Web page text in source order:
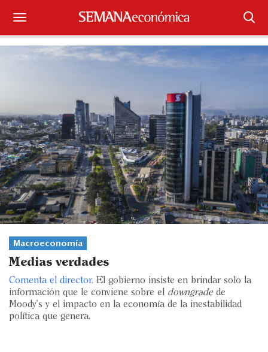
Suscríbase
¿Qué está pasando?
Sectores y Empresas
Management
Economía y Finanzas
Legal y Política
Eventos
Blogs
Ranking CEO
Macroeconomía
Medias verdades
Comenta el director. El gobierno insiste en brindar solo la
información que le conviene sobre el downgrade de
Moody's y el impacto en la economía de la inestabilidad
política que genera.